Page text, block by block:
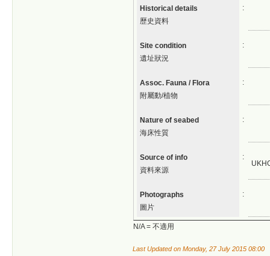
Historical details
歷史資料
:
Site condition
遺址狀況
:
Assoc. Fauna / Flora
附屬動/植物
:
Nature of seabed
海床性質
:
Source of info
資料來源
:
Photographs
圖片
:
N/A = 不適用
Last Updated on Monday, 27 July 2015 08:00